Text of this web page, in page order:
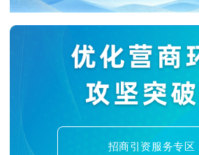
招商引资服务专区